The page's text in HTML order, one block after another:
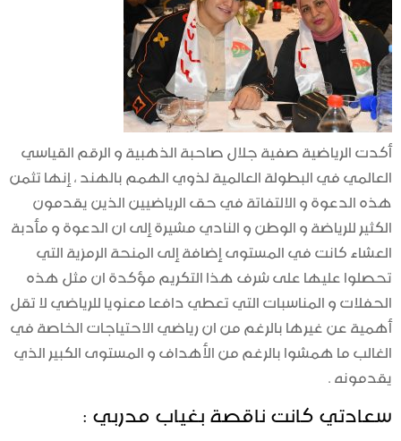
أكدت الرياضية صفية جلال صاحبة الذهبية و الرقم القياسي
العالمي في البطولة العالمية لذوي الهمم بالهند ، إنها تثمن
هذه الدعوة و الالتفاتة في حق الرياضيين الذين يقدمون
الكثير للرياضة و الوطن و النادي مشيرة إلى ان الدعوة و مأدبة
العشاء كانت في المستوى إضافة إلى المنحة الرمزية التي
تحصلوا عليها على شرف هذا التكريم مؤكدة ان مثل هذه
الحفلات و المناسبات التي تعطي دافعا معنويا للرياضي لا تقل
أهمية عن غيرها بالرغم من ان رياضي الاحتياجات الخاصة في
الغالب ما همشوا بالرغم من الأهداف و المستوى الكبير الذي
يقدمونه .
سعادتي كانت ناقصة بغياب مدربي :